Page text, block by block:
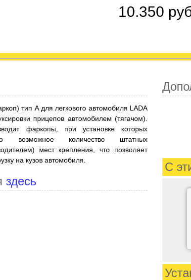
10.350
тип А для легкового автомобиля LADA
прицепов автомобилем (тягачом).
фаркопы, при установке которых
возможное количество штатных
мест крепления, что позволяет
на кузов автомобиля.
здесь
С